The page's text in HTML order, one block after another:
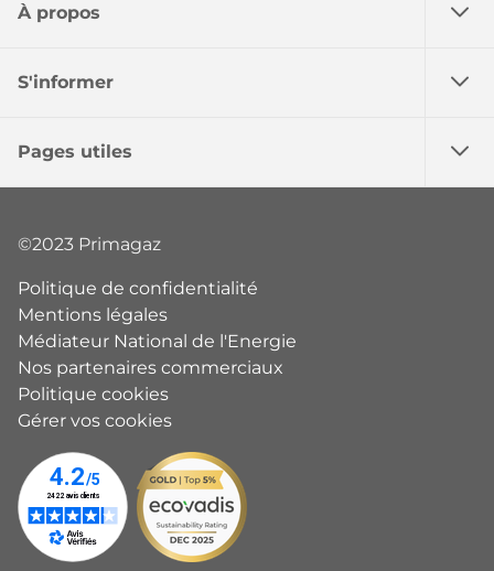
À propos
S'informer
Pages utiles
©2023 Primagaz
Politique de confidentialité
Mentions légales
Médiateur National de l'Energie
Nos partenaires commerciaux
Politique cookies
Gérer vos cookies